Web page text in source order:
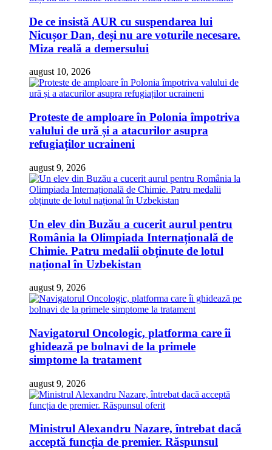
De ce insistă AUR cu suspendarea lui
Nicușor Dan, deși nu are voturile necesare.
Miza reală a demersului
august 10, 2026
Proteste de amploare în Polonia împotriva
valului de ură și a atacurilor asupra
refugiaților ucraineni
august 9, 2026
Un elev din Buzău a cucerit aurul pentru
România la Olimpiada Internațională de
Chimie. Patru medalii obținute de lotul
național în Uzbekistan
august 9, 2026
Navigatorul Oncologic, platforma care îi
ghidează pe bolnavi de la primele
simptome la tratament
august 9, 2026
Ministrul Alexandru Nazare, întrebat dacă
acceptă funcția de premier. Răspunsul